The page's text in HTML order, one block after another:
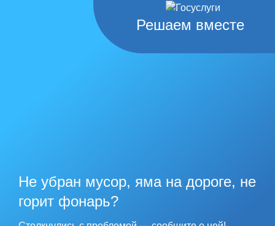
Решаем вместе
Не убран мусор, яма на дороге, не
горит фонарь?
Для тебя
рекорды